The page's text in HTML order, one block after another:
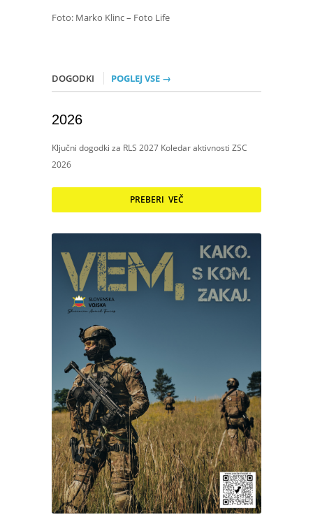
Foto: Marko Klinc – Foto Life
DOGODKI POGLEJ VSE →
2026
Ključni dogodki za RLS 2027 Koledar aktivnosti ZSC
2026
PREBERI VEČ